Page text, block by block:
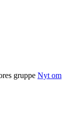
gruppe Nyt om